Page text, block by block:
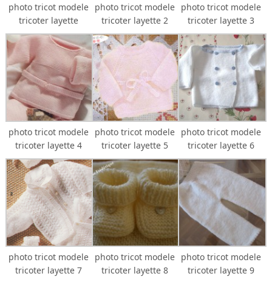
photo tricot modele
tricoter layette
photo tricot modele
tricoter layette 2
photo tricot modele
tricoter layette 3
photo tricot modele
tricoter layette 4
photo tricot modele
tricoter layette 5
photo tricot modele
tricoter layette 6
photo tricot modele
tricoter layette 7
photo tricot modele
tricoter layette 8
photo tricot modele
tricoter layette 9